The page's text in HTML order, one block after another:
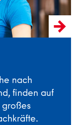
nach
finden auf